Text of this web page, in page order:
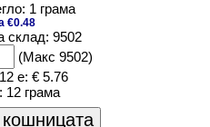
1 грама
€0.48
склад: 9502
(Макс 9502)
е: € 5.76
12 грама